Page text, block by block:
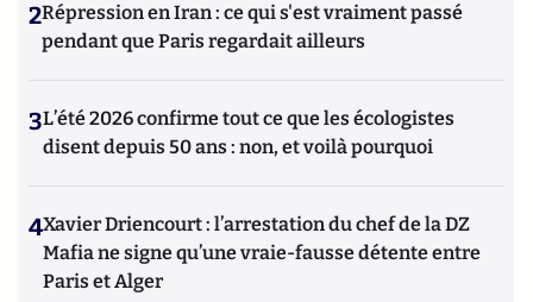
2Répression en Iran : ce qui s'est vraiment passé
pendant que Paris regardait ailleurs
3L’été 2026 confirme tout ce que les écologistes
disent depuis 50 ans : non, et voilà pourquoi
4Xavier Driencourt : l’arrestation du chef de la DZ
Mafia ne signe qu’une vraie-fausse détente entre
Paris et Alger